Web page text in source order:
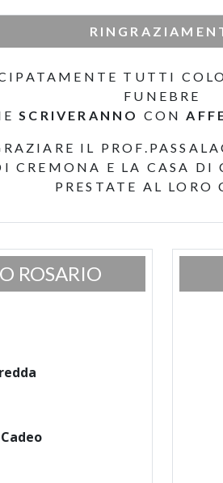
TUTTI
FUNEBRE
SCRIVERANNO CON
IL
CREMONA E LA CASA DI
PRESTATE AL LORO
ROSARIO